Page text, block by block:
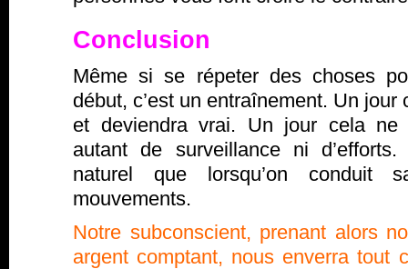
Conclusion
Même si se répeter des choses
début, c’est un entraînement. Un
et deviendra vrai. Un jour cela ne
autant de surveillance ni
naturel que lorsqu’on conduit
mouvements.
Notre subconscient, prenant alors
argent comptant, nous enverra tout